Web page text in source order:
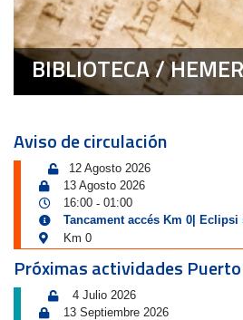
BIBLIOTECA /
Aviso de circulación
12 Agosto 2026
13 Agosto 2026
16:00 - 01:00
Tancament accés Km 0| Eclipsi
Km 0
Próximas actividades
4 Julio 2026
13 Septiembre 2026